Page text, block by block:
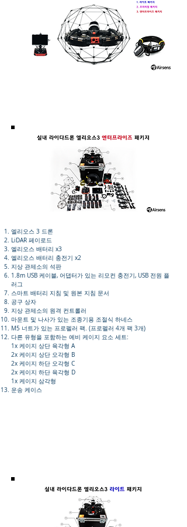
엘리오스 3 드론
LiDAR 페이로드
엘리오스 배터리 x3
엘리오스 배터리 충전기 x2
지상 관제소의 석판
1.8m USB 케이블, 어댑터가 있는 리모컨 충전기, USB 전원 플
러그
스마트 배터리 지침 및 원본 지침 문서
공구 상자
지상 관제소의 원격 컨트롤러
마운트 및 나사가 있는 조종기용 조절식 하네스
M5 너트가 있는 프로펠러 팩. (프로펠러 4개 팩 3개)
다른 유형을 포함하는 예비 케이지 요소 세트:
1x 케이지 상단 육각형 A
2x 케이지 상단 오각형 B
2x 케이지 하단 오각형 C
2x 케이지 하단 육각형 D
1x 케이지 삼각형
운송 케이스